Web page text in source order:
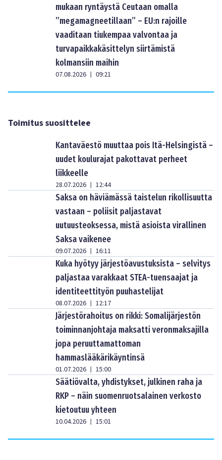
mukaan ryntäystä Ceutaan omalla
”megamagneetillaan” – EU:n rajoille
vaaditaan tiukempaa valvontaa ja
turvapaikkakäsittelyn siirtämistä
kolmansiin maihin
07.08.2026 | 09:21
Toimitus suosittelee
Kantaväestö muuttaa pois Itä-Helsingistä –
uudet koulurajat pakottavat perheet
liikkeelle
28.07.2026 | 12:44
Saksa on häviämässä taistelun rikollisuutta
vastaan – poliisit paljastavat
uutuusteoksessa, mistä asioista virallinen
Saksa vaikenee
09.07.2026 | 16:11
Kuka hyötyy järjestöavustuksista – selvitys
paljastaa varakkaat STEA-tuensaajat ja
identiteettityön puuhastelijat
08.07.2026 | 12:17
Järjestörahoitus on rikki: Somalijärjestön
toiminnanjohtaja maksatti veronmaksajilla
jopa peruuttamattoman
hammaslääkärikäyntinsä
01.07.2026 | 15:00
Säätiövalta, yhdistykset, julkinen raha ja
RKP – näin suomenruotsalainen verkosto
kietoutuu yhteen
10.04.2026 | 15:01